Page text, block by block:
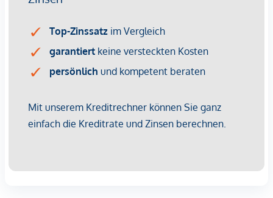
Ausgewählte Feinsteinzeugfliesen und
Armaturen
Flächenbündige Innentürenbzw. teilweise raumhohe
Alle Wohnungen mit Freiflächen, teils mit mehreren
Loggien bzw. selbst bepflanzbare Gartenloggien in